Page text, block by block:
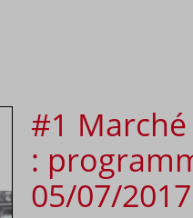
#1
:
05/07/2017